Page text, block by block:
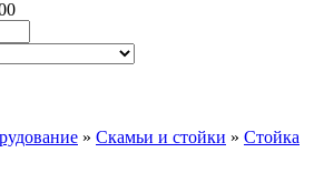
» Скамьи и стойки » Стойка